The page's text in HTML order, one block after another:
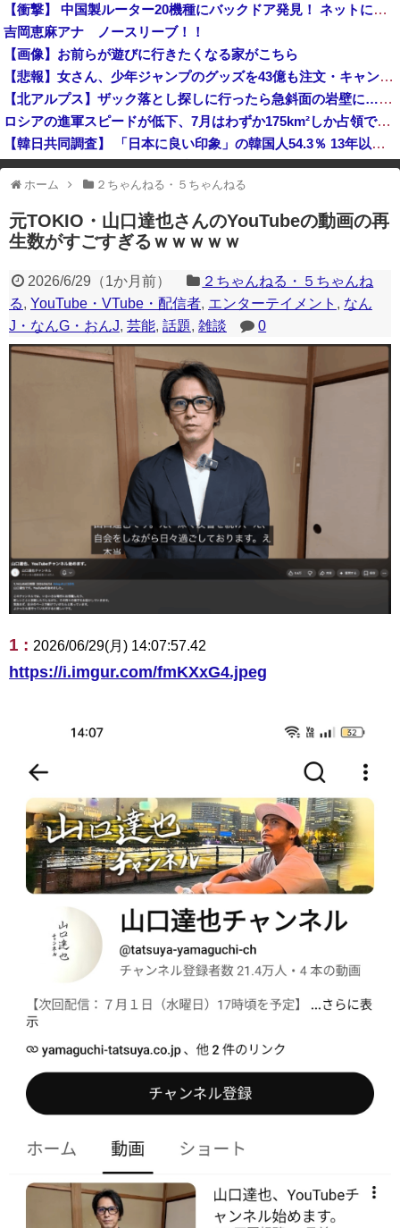
【速報】毎日新聞記者・幾島由佳を逮捕 包丁で夫脅した疑い
【衝撃】 中国製ルーター20機種にバックドア発見！ ネットに繋ぐだけで35秒ごとに中国のサーバーと通信
吉岡恵麻アナ ノースリーブ！！
【画像】お前らが遊びに行きたくなる家がこちら
【悲報】女さん、少年ジャンプのグッズを43億も注文・キャンセルして逮捕ｗｗｗｗ
【北アルプス】ザック落とし探しに行ったら急斜面の岩壁に…登るも下るもできなくなる
ロシアの進軍スピードが低下、7月はわずか175km²しか占領できず！
【韓日共同調査】 「日本に良い印象」の韓国人54.3％ 13年以降で最高に 日本人の韓国好感度は35.3％
ダイソーの220円のUSBケーブルが3ヶ月でダメになったんやが
一部のコンテンツが表示されなくなったり、サイト全体のレイアウトが崩れ
たりする場合があります。
ホーム ２ちゃんねる・５ちゃんねる
元TOKIO・山口達也さんのYouTubeの動画の再
生数がすごすぎるｗｗｗｗｗ
2026/6/29 （1か月前）
２ちゃんねる・５ちゃんね
る, YouTube・VTube・配信者, エンターテイメント , なん
J・なんG・おんJ, 芸能, 話題, 雑談 0
1 : 2026/06/29(月) 14:07:57.42
https://i.imgur.com/fmKXxG4.jpeg